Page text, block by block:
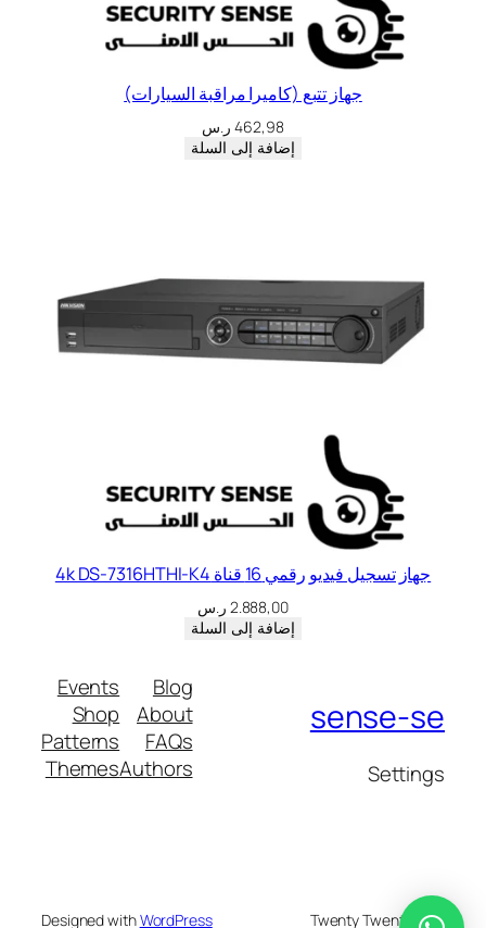
جهاز تتبع (كاميرا مراقبة السيارات)
462,98 ر.س
إضافة إلى السلة
جهاز تسجيل فيديو رقمي 16 قناة 4k DS-7316HTHI-K4
2.888,00 ر.س
إضافة إلى السلة
sense-se
Settings
Blog
About
FAQs
Authors
Events
Shop
Patterns
Themes
Twenty Twenty-Five
Designed withWordPress